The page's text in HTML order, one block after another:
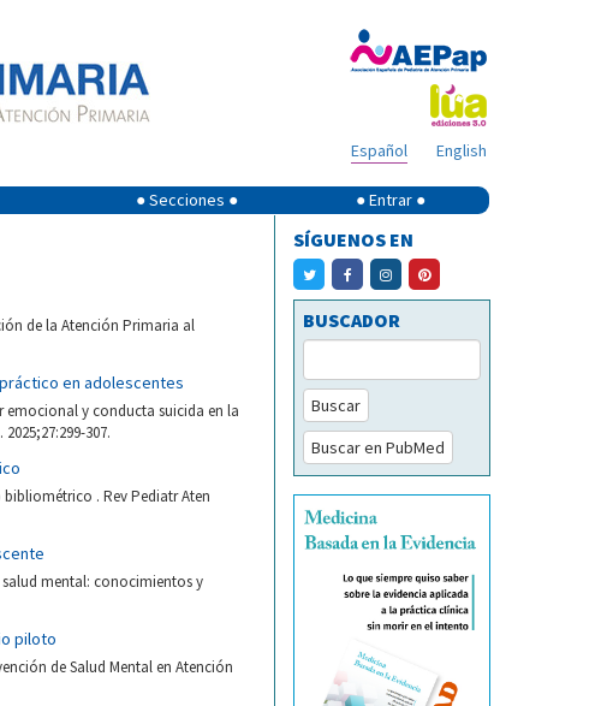
English
Español
● Secciones ● ● Entrar ●
de la Atención Primaria al
en adolescentes
emocional y conducta suicida en la
307.
. Rev Pediatr Aten
mental: conocimientos y
piloto
de Salud Mental en Atención
SÍGUENOS EN
BUSCADOR
Buscar
Buscar en PubMed